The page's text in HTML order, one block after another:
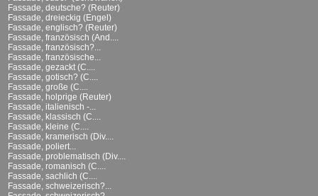
Fassade, deutsche? (Reuter)
Fassade, dreieckig (Engel)
Fassade, englisch? (Reuter)
Fassade, französisch (And....
Fassade, französisch?...
Fassade, französische...
Fassade, gezackt (C....
Fassade, gotisch? (C....
Fassade, große (C....
Fassade, holprige (Reuter)
Fassade, italienisch -...
Fassade, klassisch (C....
Fassade, kleine (C....
Fassade, kramerisch (Div....
Fassade, poliert...
Fassade, problematisch (Div....
Fassade, romanisch (C....
Fassade, sachlich (C....
Fassade, schweizerisch?...